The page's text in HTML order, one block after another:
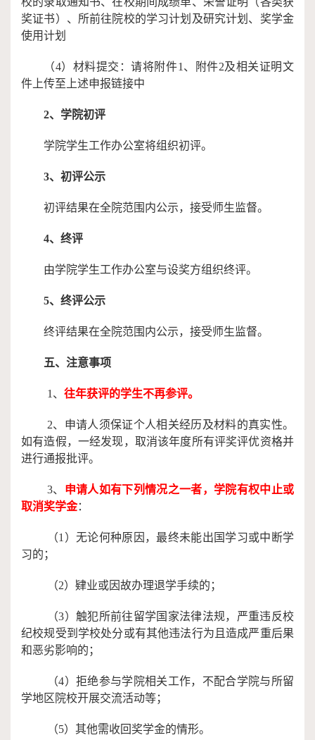
奖证书）、所前往院校的学习计划及研究计划、奖学金
使用计划
（4） 材料提交：请将附件1、附件2及相关证明文
件上传至上述申报链接中
2、 学院初评
学院学生工作办公室将组织初评。
3、初评公示
初评结果在全院范围内公示，接受师生监督。
4、终评
由学院学生工作办公室与设奖方组织终评。
5、终评公示
终评结果在全院范围内公示，接受师生监督。
五、注意事项
1、 往年获评的学生不再参评。
2、 申请人须保证个人相关经历及材料的真实性。
如有造假，一经发现，取消该年度所有评奖评优资格并
进行通报批评。
3、 申请人如有下列情况之一者，学院有权中止或
取消奖学金：
（1 ）无论何种原因，最终未能出国学习或中断学
习的；
（2）肄业或因故办理退学手续的；
（3）触犯所前往留学国家法律法规，严重违反校
纪校规受到学校处分或有其他违法行为且造成严重后果
和恶劣影响的；
（4）拒绝参与学院相关工作，不配合学院与所留
学地区院校开展交流活动等；
（5）其他需收回奖学金的情形。